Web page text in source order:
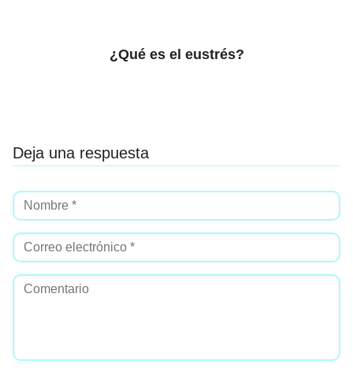
¿Qué es el eustrés?
Deja una respuesta